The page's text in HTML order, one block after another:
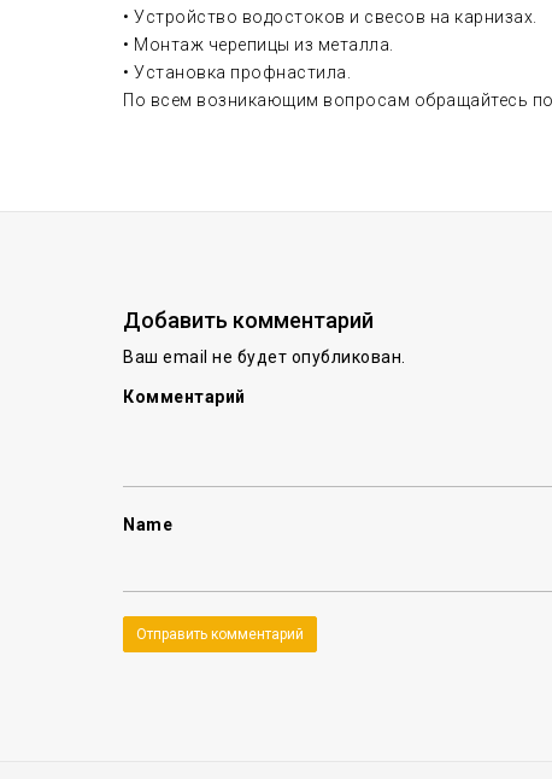
• Устройство водостоков и свесов на карнизах.
• Монтаж черепицы из металла.
• Установка профнастила.
По всем возникающим вопросам обращайтесь по
Добавить комментарий
Ваш email не будет опубликован.
Комментарий
Name